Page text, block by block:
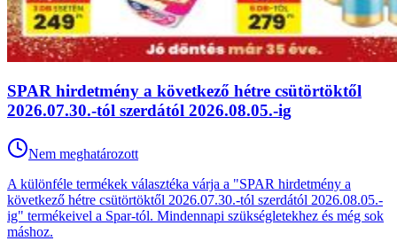
SPAR hirdetmény a következő hétre csütörtöktől
2026.07.30.-tól szerdától 2026.08.05.-ig
Nem meghatározott
A különféle termékek választéka várja a "SPAR hirdetmény a
következő hétre csütörtöktől 2026.07.30.-tól szerdától 2026.08.05.-
ig" termékeivel a Spar-tól. Mindennapi szükségletekhez és még sok
máshoz.